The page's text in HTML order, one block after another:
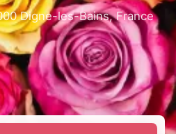
Digne-les-Bains, France